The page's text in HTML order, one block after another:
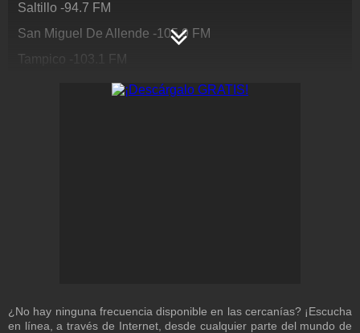
Saltillo -94.7 FM
San Miguel De Allende -105.9 FM
Tampico
103.1
FM
FM
¿No hay ninguna frecuencia disponible en las cercanías? ¡Escucha
en línea, a través de Internet, desde cualquier parte del mundo de